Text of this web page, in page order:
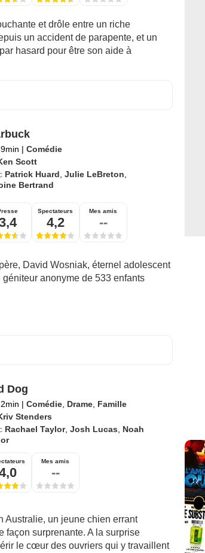
et drôle entre un riche
un accident de parapente, et un
hasard pour être son aide à
| Comédie
Scott
Patrick Huard Julie LeBreton
Bertrand
Spectateurs
4,2
Mes amis
--
David Wosniak, éternel adolescent
anonyme de 533 enfants
Dog
| Comédie, Drame, Famille
Stenders
Rachael Taylor, Josh Lucas
Noah
Mes amis
--
Australie, un jeune chien errant
façon surprenante. A la surprise
le cœur des ouvriers qui y travaillent